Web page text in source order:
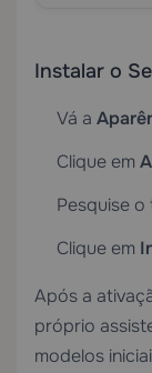
Instalar o
Vá a
Clique em
Pesquise
Clique em
Após a
próprio
modelos